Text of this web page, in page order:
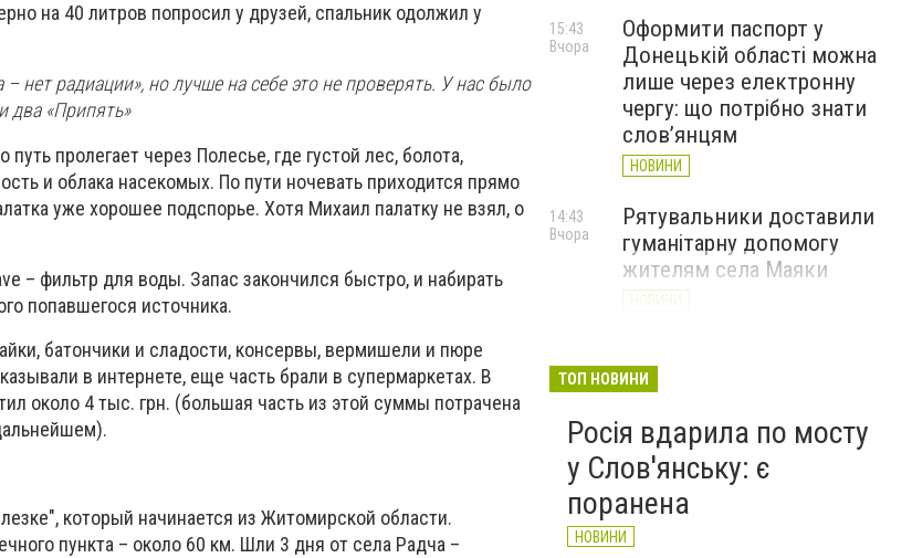
на 40 литров попросил у друзей, спальник одолжил у
нет радиации», но лучше на себе это не проверять. У нас было
два «Припять»
путь пролегает через Полесье, где густой лес, болота,
и облака насекомых. По пути ночевать приходится прямо
уже хорошее подспорье. Хотя Михаил палатку не взял, о
– фильтр для воды. Запас закончился быстро, и набирать
попавшегося источника.
батончики и сладости, консервы, вермишели и пюре
в интернете, еще часть брали в супермаркетах. В
около 4 тыс. грн. (большая часть из этой суммы потрачена
который начинается из Житомирской области.
пункта – около 60 км. Шли 3 дня от села Радча –
Оформити паспорт у
Донецькій області можна
лише через електронну
чергу: що потрібно знати
слов’янцям
НОВИНИ
15:43
Вчора
Рятувальники доставили
гуманітарну допомогу
жителям села Маяки
НОВИНИ
14:43
Вчора
онлайн-акція до Дня молоді
Вчора
ТОП НОВИНИ
Росія вдарила по мосту
у Слов'янську: є
поранена
НОВИНИ